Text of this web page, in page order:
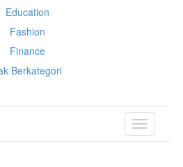
Education
Fashion
Finance
Berkategori
TOGGLE